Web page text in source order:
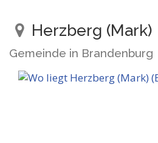
Herzberg (Mark)
Gemeinde in Brandenburg